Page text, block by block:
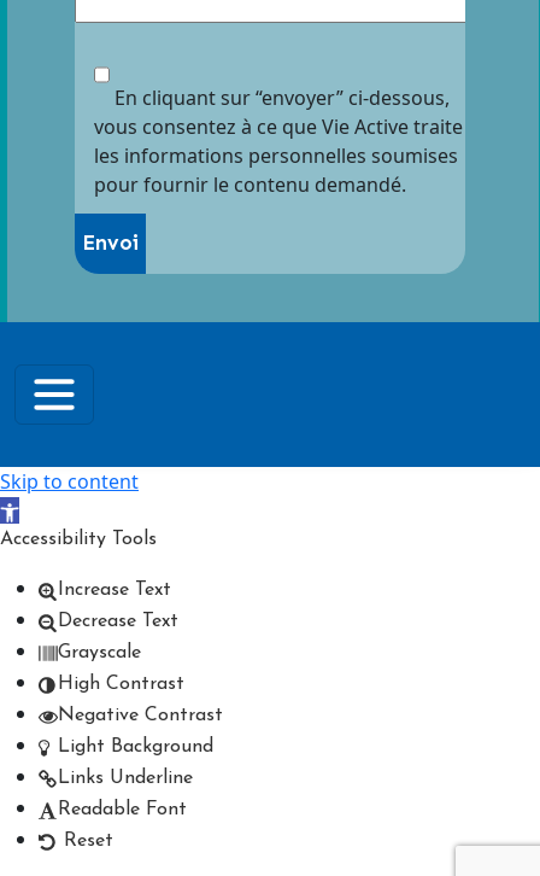
En cliquant sur “envoyer” ci-dessous,
vous consentez à ce que Vie Active traite
les informations personnelles soumises
pour fournir le contenu demandé.
Skip to content
Open toolbar
Accessibility Tools
Increase Text
Decrease Text
Grayscale
High Contrast
Negative Contrast
Light Background
Links Underline
Readable Font
Reset